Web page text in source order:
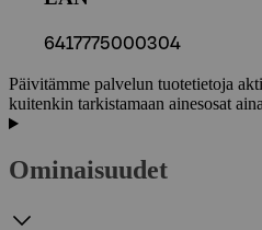
6417775000304
Päivitämme palvelun tuotetietoja
kuitenkin tarkistamaan ainesosat
Ominaisuudet